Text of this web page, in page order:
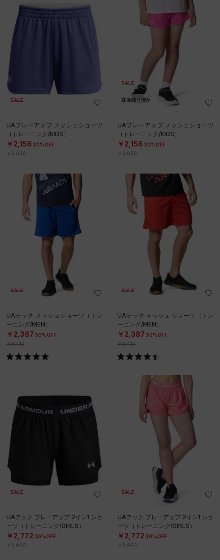
SALE
UAプレーアップ メッシュショーツ
（トレーニング/KIDS）
￥2,156 30%OFF
￥3,080
SALE
在庫残り僅か
UAプレーアップ メッシュショーツ
（トレーニング/KIDS）
￥2,156 30%OFF
￥3,080
SALE
UAテック メッシュショーツ（トレ
ーニング/MEN）
￥2,387 30%OFF
￥3,410
SALE
UAテック メッシュ ショーツ（トレ
ーニング/MEN）
￥2,387 30%OFF
￥3,410
SALE
UAテック プレーアップ 2イン1 ショ
ーツ（トレーニング/GIRLS）
￥2,772 30%OFF
￥3,960
SALE
UAテック プレーアップ 2イン1 ショ
ーツ（トレーニング/GIRLS）
￥2,772 30%OFF
￥3,960